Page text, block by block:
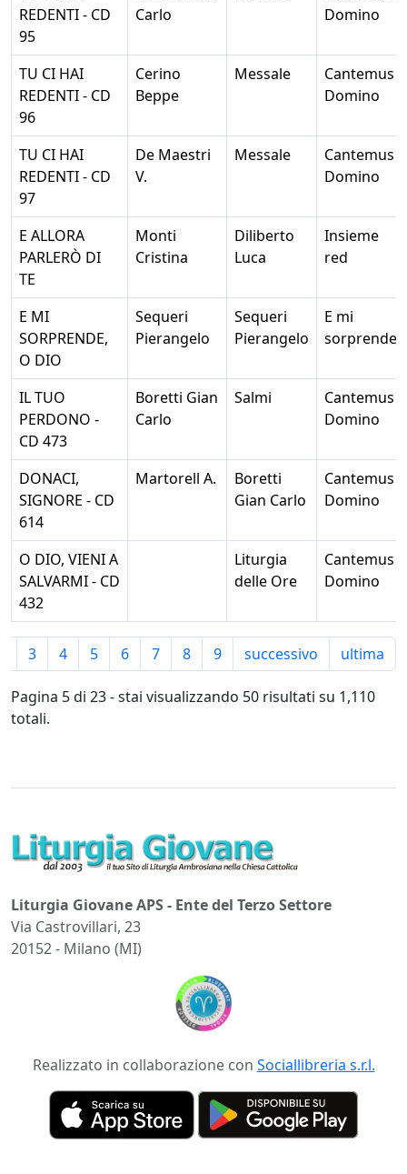
REDENTI - CD
95
Carlo
Domino
TU CI HAI
REDENTI - CD
96
Cerino
Beppe
Messale
Cantemus
Domino
TU CI HAI
REDENTI - CD
97
De Maestri
V.
Messale
Cantemus
Domino
E ALLORA
PARLERÒ DI
TE
Monti
Cristina
Diliberto
Luca
Insieme
red
E MI
SORPRENDE,
O DIO
Sequeri
Pierangelo
Sequeri
Pierangelo
E mi
sorprende
IL TUO
PERDONO -
CD 473
Boretti Gian
Carlo
Salmi
Cantemus
Domino
DONACI,
SIGNORE - CD
614
Martorell A.
Boretti
Gian Carlo
Cantemus
Domino
O DIO, VIENI A
SALVARMI - CD
432
Liturgia
delle Ore
Cantemus
Domino
3 4 5 6 7 8 9 successivo ultima
Pagina 5 di 23 - stai visualizzando 50 risultati su 1,110
totali.
Liturgia Giovane APS - Ente del Terzo Settore
Via Castrovillari, 23
20152 - Milano (MI)
Realizzato in collaborazione con Sociallibreria s.r.l.